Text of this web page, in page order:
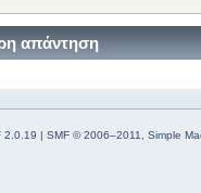
απάντηση
2.0.19
SMF © 2006–2011, Simple